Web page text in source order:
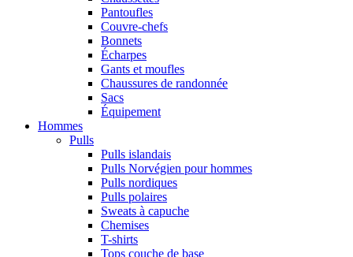
Pantoufles
Couvre-chefs
Bonnets
Écharpes
Gants et moufles
Chaussures de randonnée
Sacs
Équipement
Hommes
Pulls
Pulls islandais
Pulls Norvégien pour hommes
Pulls nordiques
Pulls polaires
Sweats à capuche
Chemises
T-shirts
Tops couche de base